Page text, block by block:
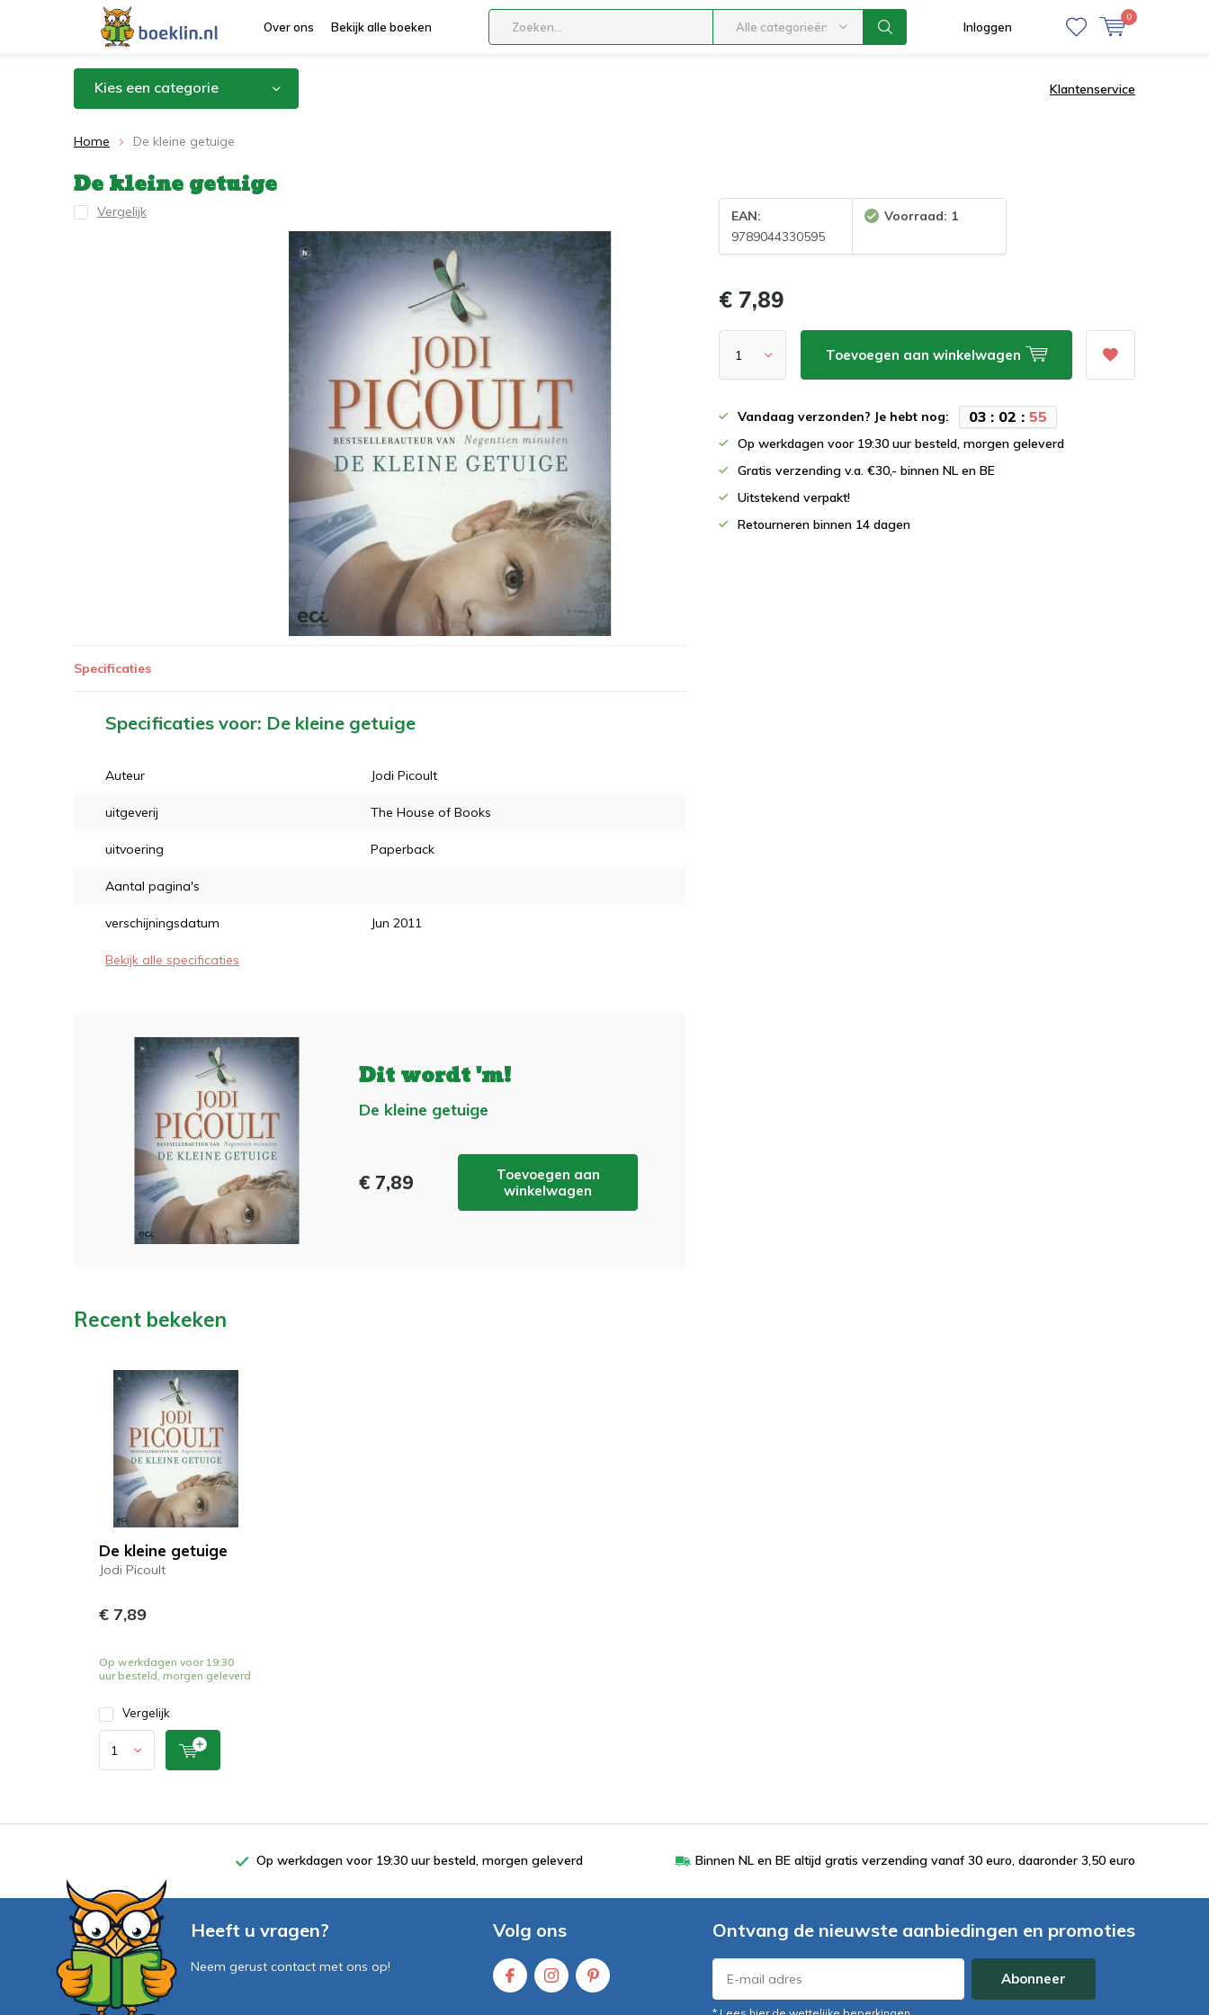
Over ons Bekijk alle boeken Alle categorieën Inloggen
0
Kies een categorie Klantenservice
Home De kleine getuige
De kleine getuige
Vergelijk
EAN:
9789044330595
Voorraad: 1
€ 7,89
Toevoegen aan winkelwagen
Vandaag verzonden? Je hebt nog: 03 : 02 :55
Op werkdagen voor 19:30 uur besteld, morgen geleverd
Gratis verzending v.a. €30,- binnen NL en BE
Uitstekend verpakt!
Retourneren binnen 14 dagen
Specificaties
Specificaties voor: De kleine getuige
Auteur Jodi Picoult
uitgeverij The House of Books
uitvoering Paperback
Aantal pagina's
verschijningsdatum Jun 2011
Bekijk alle specificaties
Dit wordt 'm!
De kleine getuige
€ 7,89
Toevoegen aan
winkelwagen
Recent bekeken
De kleine getuige
Jodi Picoult
€ 7,89
Op werkdagen voor 19:30
uur besteld, morgen geleverd
Vergelijk
Op werkdagen voor 19:30 uur besteld, morgen geleverd Binnen NL en BE altijd gratis verzending vanaf 30 euro, daaronder 3,50 euro
Heeft u vragen?
Neem gerust contact met ons op!
Volg ons Ontvang de nieuwste aanbiedingen en promoties
Abonneer